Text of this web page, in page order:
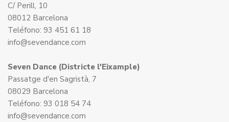
C/ Perill, 10
08012 Barcelona
Teléfono: 93 451 61 18
info@sevendance.com
Seven Dance (Districte l'Eixample)
Passatge d'en Sagristà, 7
08029 Barcelona
Teléfono: 93 018 54 74
info@sevendance.com